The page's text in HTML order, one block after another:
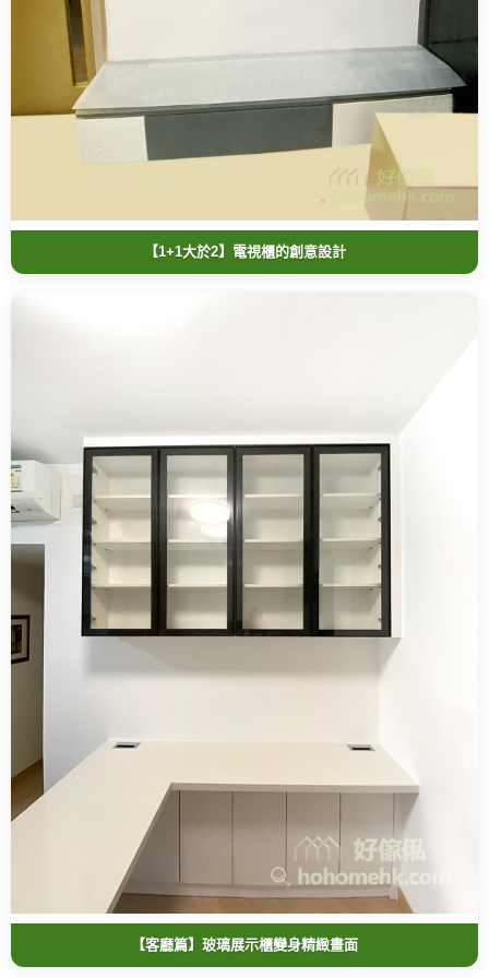
【1+1大於2】電視櫃的創意設計
【客廳篇】玻璃展示櫃變身精緻畫面